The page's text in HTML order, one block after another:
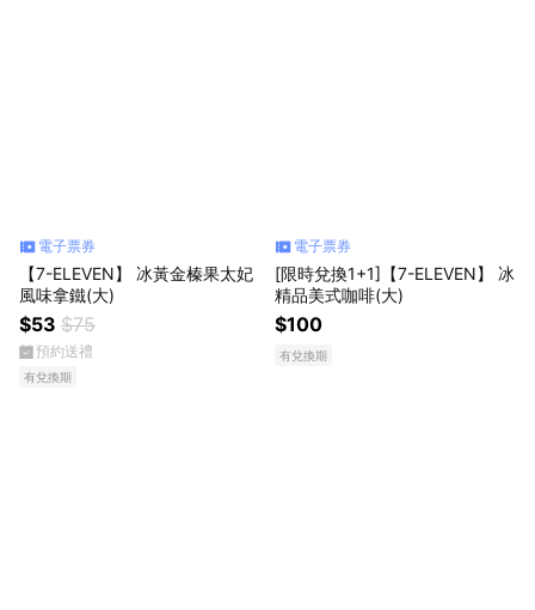
電子票券
【7-ELEVEN】 冰黃金榛果太妃
風味拿鐵(大)
$53 $75
預約送禮
有兌換期
電子票券
[限時兌換1+1]【7-ELEVEN】 冰
精品美式咖啡(大)
$100
有兌換期